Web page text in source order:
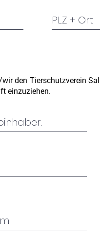
den Tierschutzverein
einzuziehen.